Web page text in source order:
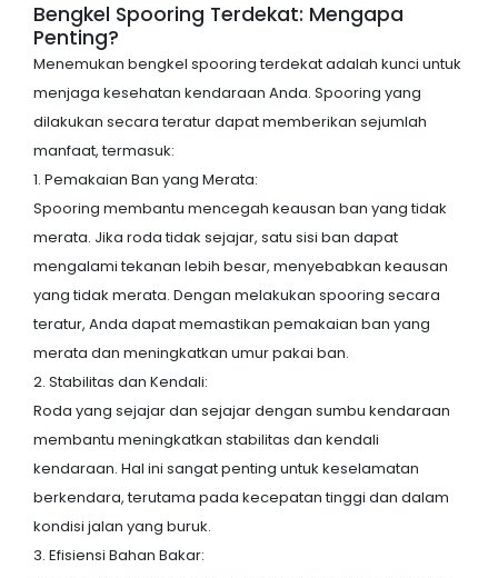
Bengkel Spooring Terdekat: Mengapa
Penting?
Menemukan bengkel spooring terdekat adalah kunci untuk
menjaga kesehatan kendaraan Anda. Spooring yang
dilakukan secara teratur dapat memberikan sejumlah
manfaat, termasuk:
1. Pemakaian Ban yang Merata:
Spooring membantu mencegah keausan ban yang tidak
merata. Jika roda tidak sejajar, satu sisi ban dapat
mengalami tekanan lebih besar, menyebabkan keausan
yang tidak merata. Dengan melakukan spooring secara
teratur, Anda dapat memastikan pemakaian ban yang
merata dan meningkatkan umur pakai ban.
2. Stabilitas dan Kendali:
Roda yang sejajar dan sejajar dengan sumbu kendaraan
membantu meningkatkan stabilitas dan kendali
kendaraan. Hal ini sangat penting untuk keselamatan
berkendara, terutama pada kecepatan tinggi dan dalam
kondisi jalan yang buruk.
3. Efisiensi Bahan Bakar: